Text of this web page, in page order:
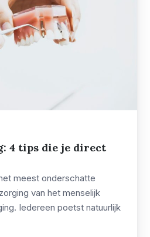
4 tips die je direct
meest onderschatte
van het menselijk
Iedereen poetst natuurlijk